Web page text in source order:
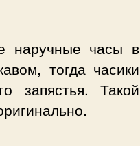
наручные часы в
тогда часики
запястья. Такой